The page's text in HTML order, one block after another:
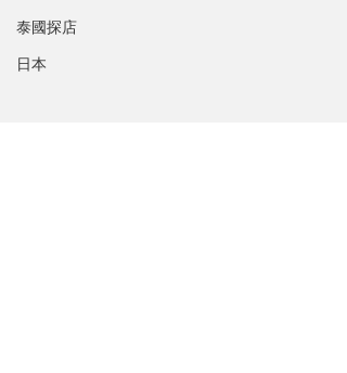
泰國探店
日本